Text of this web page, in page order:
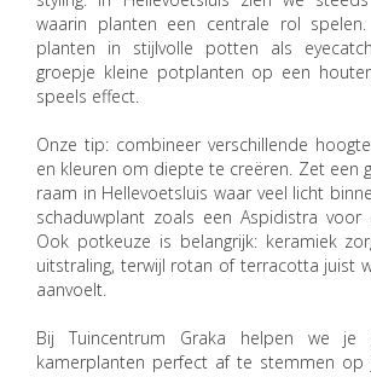
waarin planten een centrale rol
planten in stijlvolle potten als
groepje kleine potplanten op een
speels effect.
Onze tip: combineer verschillende
en kleuren om diepte te creëren. Zet een
raam in Hellevoetsluis waar veel licht
schaduwplant zoals een Aspidistra voor
Ook potkeuze is belangrijk: keramiek
uitstraling, terwijl rotan of terracotta juist
aanvoelt.
Bij Tuincentrum Graka helpen we
kamerplanten perfect af te stemmen